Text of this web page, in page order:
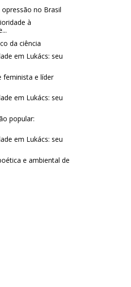
no Brasil
à
da ciência
em Lukács: seu
feminista e líder
em Lukács: seu
popular:
em Lukács: seu
e ambiental de